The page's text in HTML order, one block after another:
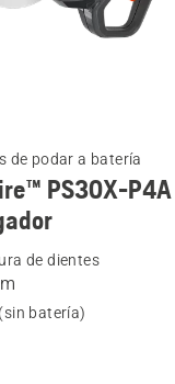
de podar a batería
PS30X-
de dientes
batería)